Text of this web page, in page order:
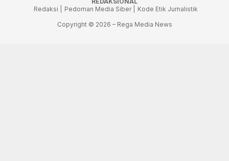
Redaksi |
Pedoman Media Siber |
Kode Etik Jurnalistik
Copyright © 2026 – Rega Media News